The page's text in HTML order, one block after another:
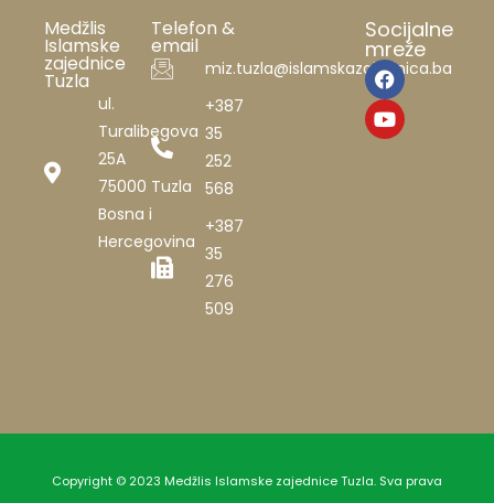
Medžlis
Islamske
zajednice
Tuzla
ul.
Turalibegova
25A
75000 Tuzla
Bosna i
Hercegovina
Telefon &
email
miz.tuzla@islamskazajednica.ba
+387
35
252
568
+387
35
276
509
Socijalne
mreže
Copyright © 2023 Medžlis Islamske zajednice Tuzla. Sva prava